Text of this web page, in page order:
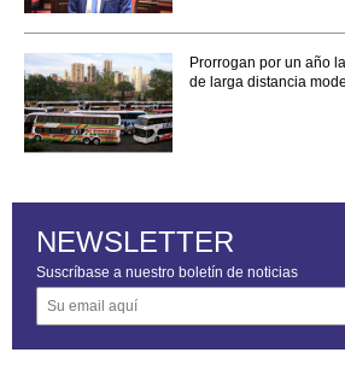
Prorrogan por un año
de larga distancia
NEWSLETTER
Suscríbase a nuestro boletín de noticias